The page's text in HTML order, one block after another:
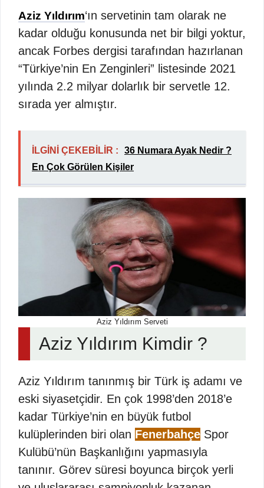
Aziz Yıldırım‘ın servetinin tam olarak ne
kadar olduğu konusunda net bir bilgi yoktur,
ancak Forbes dergisi tarafından hazırlanan
“Türkiye’nin En Zenginleri” listesinde 2021
yılında 2.2 milyar dolarlık bir servetle 12.
sırada yer almıştır.
İLGİNİ ÇEKEBİLİR :
36 Numara Ayak Nedir ?
En Çok Görülen Kişiler
Aziz Yıldırım Serveti
Aziz Yıldırım Kimdir ?
Aziz Yıldırım tanınmış bir Türk iş adamı ve
eski siyasetçidir. En çok 1998’den 2018’e
kadar Türkiye’nin en büyük futbol
kulüplerinden biri olan Fenerbahçe Spor
Kulübü’nün Başkanlığını yapmasıyla
tanınır. Görev süresi boyunca birçok yerli